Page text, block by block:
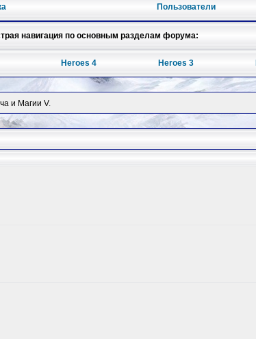
Пользователи
навигация по основным разделам форума:
Heroes 4 Heroes 3
и Магии V.